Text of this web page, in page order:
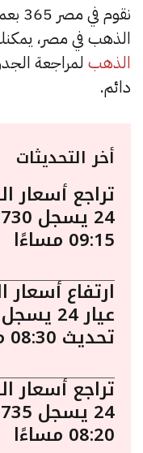
الذهب في مصر،
الذهب لمراجعة
دائم.
أخر التحديثات
تراجع أسعار
09:15 مساءًا
ارتفاع
تحديث 08:30 مساءًا
تراجع أسعار
08:20 مساءًا